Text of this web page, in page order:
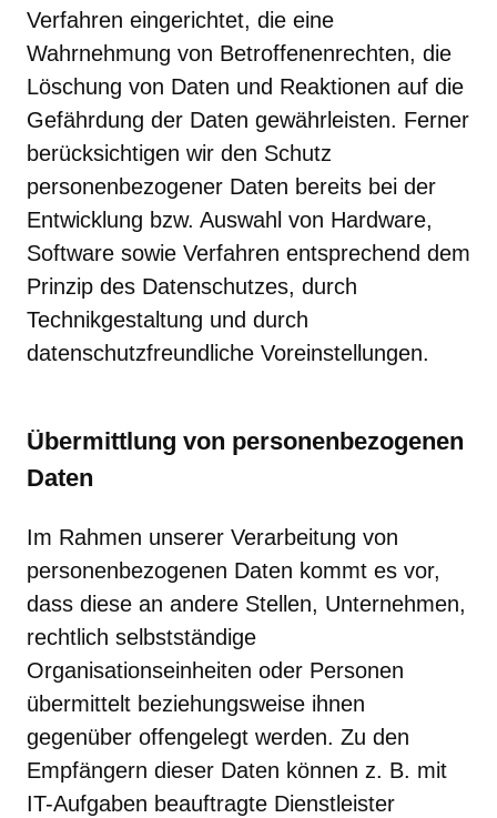
Verfahren eingerichtet, die eine
Wahrnehmung von Betroffenenrechten, die
Löschung von Daten und Reaktionen auf die
Gefährdung der Daten gewährleisten. Ferner
berücksichtigen wir den Schutz
personenbezogener Daten bereits bei der
Entwicklung bzw. Auswahl von Hardware,
Software sowie Verfahren entsprechend dem
Prinzip des Datenschutzes, durch
Technikgestaltung und durch
datenschutzfreundliche Voreinstellungen.
Übermittlung von personenbezogenen
Daten
Im Rahmen unserer Verarbeitung von
personenbezogenen Daten kommt es vor,
dass diese an andere Stellen, Unternehmen,
rechtlich selbstständige
Organisationseinheiten oder Personen
übermittelt beziehungsweise ihnen
gegenüber offengelegt werden. Zu den
Empfängern dieser Daten können z. B. mit
IT-Aufgaben beauftragte Dienstleister